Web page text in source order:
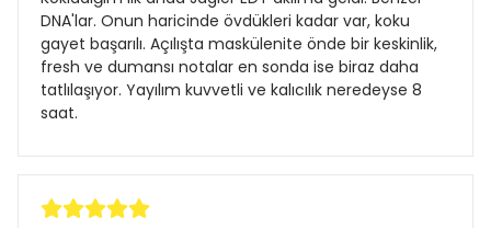
DNA'lar. Onun haricinde övdükleri kadar var, koku
gayet başarılı. Açılışta maskülenite önde bir keskinlik,
fresh ve dumansı notalar en sonda ise biraz daha
tatlılaşıyor. Yayılım kuvvetli ve kalıcılık neredeyse 8
saat.